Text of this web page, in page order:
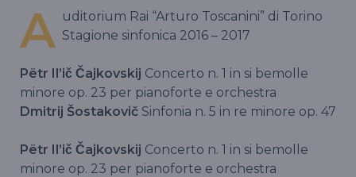
A uditorium Rai “Arturo Toscanini” di Torino
Stagione sinfonica 2016 – 2017
Pëtr Il’ič Čajkovskij Concerto n. 1 in si bemolle
minore op. 23 per pianoforte e orchestra
Dmitrij Šostakovič Sinfonia n. 5 in re minore op. 47
Pëtr Il’ič Čajkovskij Concerto n. 1 in si bemolle
minore op. 23 per pianoforte e orchestra